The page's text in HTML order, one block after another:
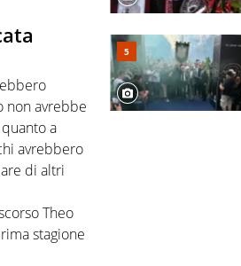
non avrebbe
a
avrebbero
di altri
Theo
stagione